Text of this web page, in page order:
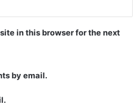
in this browser for the next
by email.